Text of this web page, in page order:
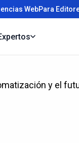
WebPara
y el